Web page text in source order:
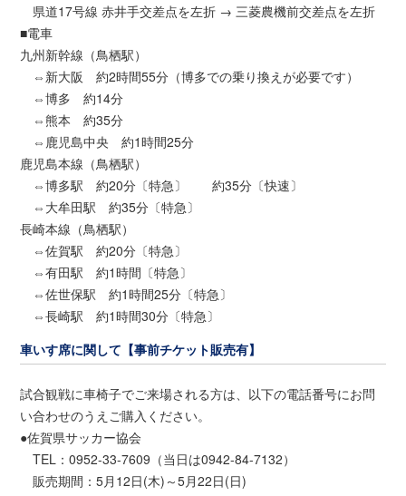
県道17号線 赤井手交差点を左折 → 三菱農機前交差点を左折
■電車
九州新幹線（鳥栖駅）
⇔新大阪 約2時間55分（博多での乗り換えが必要です）
⇔博多 約14分
⇔熊本 約35分
⇔鹿児島中央 約1時間25分
鹿児島本線（鳥栖駅）
⇔博多駅 約20分〔特急〕 約35分〔快速〕
⇔大牟田駅 約35分〔特急〕
長崎本線（鳥栖駅）
⇔佐賀駅 約20分〔特急〕
⇔有田駅 約1時間〔特急〕
⇔佐世保駅 約1時間25分〔特急〕
⇔長崎駅 約1時間30分〔特急〕
車いす席に関して【事前チケット販売有】
試合観戦に車椅子でご来場される方は、以下の電話番号にお問
い合わせのうえご購入ください。
●佐賀県サッカー協会
TEL：0952-33-7609（当日は0942-84-7132）
販売期間：5月12日(木)～5月22日(日)